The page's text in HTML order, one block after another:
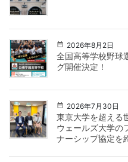
2026年8月2日
全国高等学校野球
グ開催決定！
2026年7月30日
東京大学を超える
ウェールズ大学の
ナーシップ協定を